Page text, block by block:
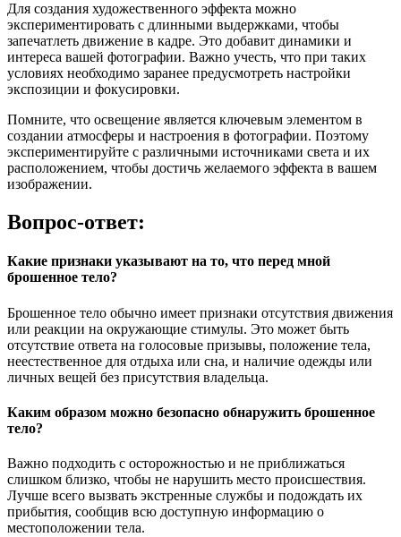
Для создания художественного эффекта можно
экспериментировать с длинными выдержками, чтобы
запечатлеть движение в кадре. Это добавит динамики и
интереса вашей фотографии. Важно учесть, что при таких
условиях необходимо заранее предусмотреть настройки
экспозиции и фокусировки.
Помните, что освещение является ключевым элементом в
создании атмосферы и настроения в фотографии. Поэтому
экспериментируйте с различными источниками света и их
расположением, чтобы достичь желаемого эффекта в вашем
изображении.
Вопрос-ответ:
Какие признаки указывают на то, что перед мной
брошенное тело?
Брошенное тело обычно имеет признаки отсутствия движения
или реакции на окружающие стимулы. Это может быть
отсутствие ответа на голосовые призывы, положение тела,
неестественное для отдыха или сна, и наличие одежды или
личных вещей без присутствия владельца.
Каким образом можно безопасно обнаружить брошенное
тело?
Важно подходить с осторожностью и не приближаться
слишком близко, чтобы не нарушить место происшествия.
Лучше всего вызвать экстренные службы и подождать их
прибытия, сообщив всю доступную информацию о
местоположении тела.